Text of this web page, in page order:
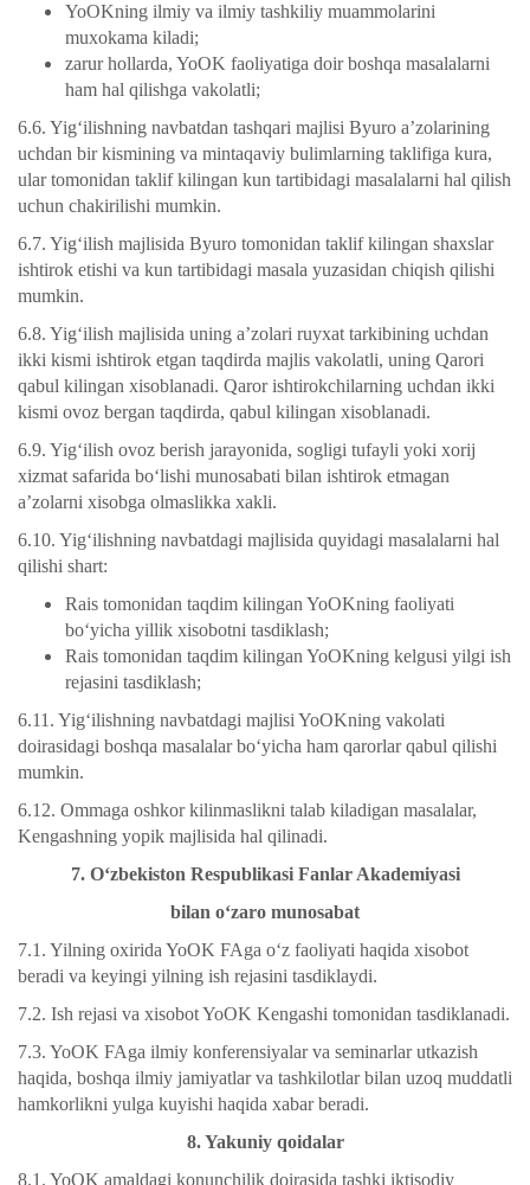
YoOKning ilmiy va ilmiy tashkiliy muammolarini
muxokama kiladi;
zarur hollarda, YoOK faoliyatiga doir boshqa masalalarni
ham hal qilishga vakolatli;
6.6. Yig‘ilishning navbatdan tashqari majlisi Byuro a’zolarining
uchdan bir kismining va mintaqaviy bulimlarning taklifiga kura,
ular tomonidan taklif kilingan kun tartibidagi masalalarni hal qilish
uchun chakirilishi mumkin.
6.7. Yig‘ilish majlisida Byuro tomonidan taklif kilingan shaxslar
ishtirok etishi va kun tartibidagi masala yuzasidan chiqish qilishi
mumkin.
6.8. Yig‘ilish majlisida uning a’zolari ruyxat tarkibining uchdan
ikki kismi ishtirok etgan taqdirda majlis vakolatli, uning Qarori
qabul kilingan xisoblanadi. Qaror ishtirokchilarning uchdan ikki
kismi ovoz bergan taqdirda, qabul kilingan xisoblanadi.
6.9. Yig‘ilish ovoz berish jarayonida, sogligi tufayli yoki xorij
xizmat safarida bo‘lishi munosabati bilan ishtirok etmagan
a’zolarni xisobga olmaslikka xakli.
6.10. Yig‘ilishning navbatdagi majlisida quyidagi masalalarni hal
qilishi shart:
Rais tomonidan taqdim kilingan YoOKning faoliyati
bo‘yicha yillik xisobotni tasdiklash;
Rais tomonidan taqdim kilingan YoOKning kelgusi yilgi ish
rejasini tasdiklash;
6.11. Yig‘ilishning navbatdagi majlisi YoOKning vakolati
doirasidagi boshqa masalalar bo‘yicha ham qarorlar qabul qilishi
mumkin.
6.12. Ommaga oshkor kilinmaslikni talab kiladigan masalalar,
Kengashning yopik majlisida hal qilinadi.
7. O‘zbekiston Respublikasi Fanlar Akademiyasi
bilan o‘zaro munosabat
7.1. Yilning oxirida YoOK FAga o‘z faoliyati haqida xisobot
beradi va keyingi yilning ish rejasini tasdiklaydi.
7.2. Ish rejasi va xisobot YoOK Kengashi tomonidan tasdiklanadi.
7.3. YoOK FAga ilmiy konferensiyalar va seminarlar utkazish
haqida, boshqa ilmiy jamiyatlar va tashkilotlar bilan uzoq muddatli
hamkorlikni yulga kuyishi haqida xabar beradi.
8. Yakuniy qoidalar
8.1. YoOK amaldagi konunchilik doirasida tashki iktisodiy